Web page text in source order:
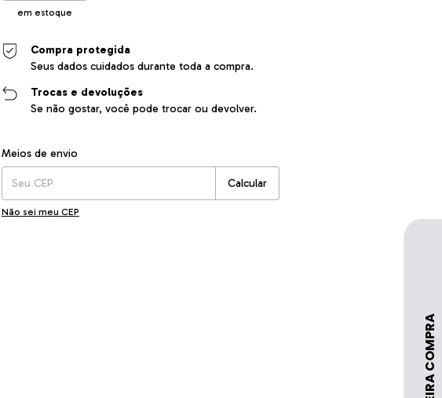
em estoque
Compra protegida
Seus dados cuidados durante toda a compra.
Trocas e devoluções
Se não gostar, você pode trocar ou devolver.
Entregas para o CEP:
Meios de envio
Calcular
Não sei meu CEP